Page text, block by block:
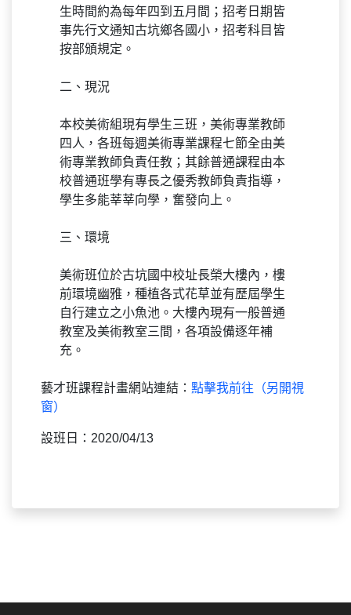
生時間約為每年四到五月間；招考日期皆
事先行文通知古坑鄉各國小，招考科目皆
按部頒規定。
二、現況
本校美術組現有學生三班，美術專業教師
四人，各班每週美術專業課程七節全由美
術專業教師負責任教；其餘普通課程由本
校普通班學有專長之優秀教師負責指導，
學生多能莘莘向學，奮發向上。
三、環境
美術班位於古坑國中校址長榮大樓內，樓
前環境幽雅，種植各式花草並有歷屆學生
自行建立之小魚池。大樓內現有一般普通
教室及美術教室三間，各項設備逐年補
充。
藝才班課程計畫網站連結： 點擊我前往（另開視
窗）
設班日：2020/04/13